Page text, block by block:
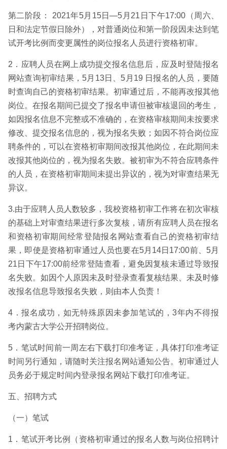
第二阶段： 2021年5月15日—5月21日下午17:00（周六、
日和法定节假日除外），对普通岗位和第一阶段因未达到笔
试开考比例而变更属性的岗位报名人员进行资格初审。
2．应聘人员在网上成功提交报名信息后，应及时登陆报名
网站查询初审结果，5月13日、5月19 日报名的人员，要随
时查询自己的资格初审结果。初审通过后，不能再改报其他
岗位。在报名期间已提交了报名申请但被审核退回的考生，
如因报名信息不完整或不准确的，在资格审核期间未按要求
修改、提交报名信息的，视为报名失败；如因不符合岗位应
聘条件的，可以在资格初审期间改报其他岗位，在此期间未
改报其他岗位的，视为报名失败。被初审为不符合应聘条件
的人员，在资格初审期间未提出异议的，视为对审查结果无
异议。
3.由于应聘人员人数较多，我校资格初审工作将在初次审核
的基础上对审查结果进行多次复核，请所有应聘人员在报名
和资格初审期间经常登陆报名网站查看自己的资格初审结
果，即使是资格初审通过人员也要在5月14日17:00前、5月
21日下午17:00前经常登陆查看，避免因复核未通过导致报
名失败。如因个人原因未及时登录查看复核结果、未及时修
改报名信息导致报名失败，则由本人负责！
4．报名成功，如无特殊原因未参加笔试的，3年内不得报
考内蒙古大学公开招聘岗位。
5．笔试时间前一周左右下载打印准考证，具体打印准考证
时间另行通知，请随时关注报名网站通知公告。初审通过人
员务必于规定时间内登录报名网站下载打印准考证。
五、招聘方式
（一）笔试
1．笔试开考比例（资格初审通过的报名人数与岗位招聘计